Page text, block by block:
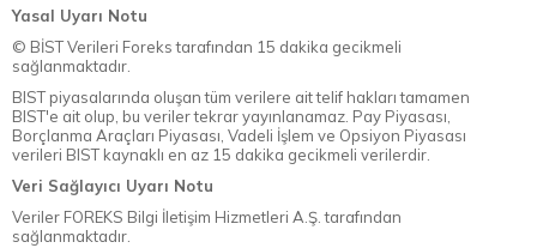
Yasal Uyarı Notu
© BİST Verileri Foreks tarafından 15 dakika gecikmeli
sağlanmaktadır.
BIST piyasalarında oluşan tüm verilere ait telif hakları tamamen
BIST'e ait olup, bu veriler tekrar yayınlanamaz. Pay Piyasası,
Borçlanma Araçları Piyasası, Vadeli İşlem ve Opsiyon Piyasası
verileri BIST kaynaklı en az 15 dakika gecikmeli verilerdir.
Veri Sağlayıcı Uyarı Notu
Veriler FOREKS Bilgi İletişim Hizmetleri A.Ş. tarafından
sağlanmaktadır.